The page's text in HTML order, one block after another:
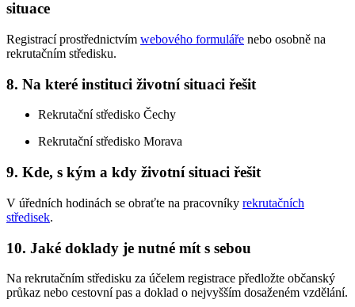
situace
Registrací prostřednictvím webového formuláře nebo osobně na
rekrutačním středisku.
8. Na které instituci životní situaci řešit
Rekrutační středisko Čechy
Rekrutační středisko Morava
9. Kde, s kým a kdy životní situaci řešit
V úředních hodinách se obraťte na pracovníky rekrutačních
středisek.
10. Jaké doklady je nutné mít s sebou
Na rekrutačním středisku za účelem registrace předložte občanský
průkaz nebo cestovní pas a doklad o nejvyšším dosaženém vzdělání.